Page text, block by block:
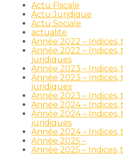
Actu Fiscale
Actu Juridique
Actu Sociale
actualite
Année 2022 – Indices,
Année 2022 – Indices,
juridiques
Année 2023 – Indices,
Année 2023 – Indices,
juridiques
Année 2023 – Indices,
Année 2024 – Indices,
Année 2024 – Indices,
juridiques
Année 2024 – Indices,
Année 2025 –
Année 2025 – Indices,